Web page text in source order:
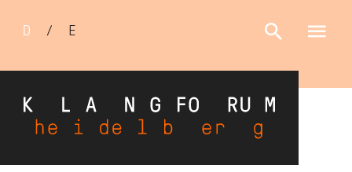
Sprachumschalter
D / E